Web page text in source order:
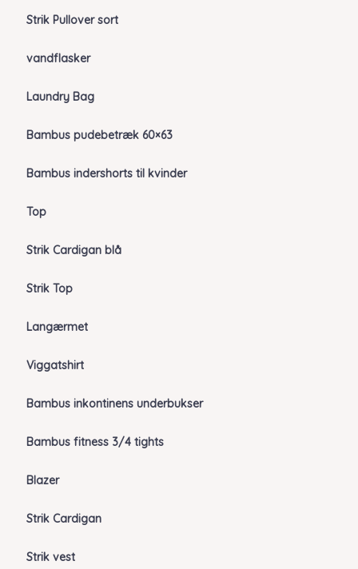
Strik Pullover sort
vandflasker
Laundry Bag
Bambus pudebetræk 60×63
Bambus indershorts til kvinder
Top
Strik Cardigan blå
Strik Top
Langærmet
Viggatshirt
Bambus inkontinens underbukser
Bambus fitness 3/4 tights
Blazer
Strik Cardigan
Strik vest